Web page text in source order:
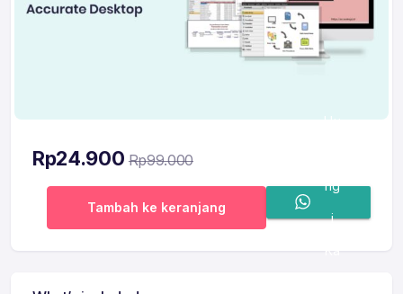
Rp24.900 Rp99.000
Tambah ke keranjang
Hu
ng
i
Ka